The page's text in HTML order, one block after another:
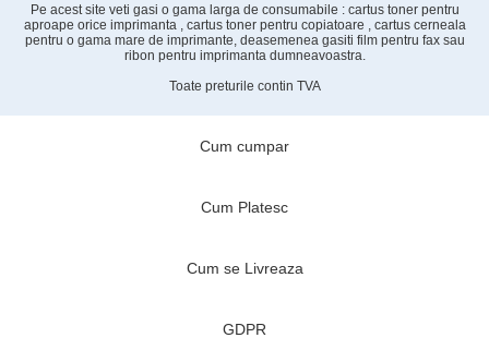
Pe acest site veti gasi o gama larga de consumabile : cartus toner pentru
aproape orice imprimanta , cartus toner pentru copiatoare , cartus cerneala
pentru o gama mare de imprimante, deasemenea gasiti film pentru fax sau
ribon pentru imprimanta dumneavoastra.
Toate preturile contin TVA
Cum cumpar
Cum Platesc
Cum se Livreaza
GDPR